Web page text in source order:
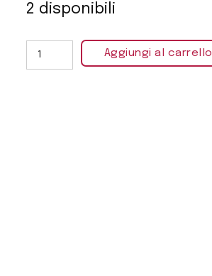
2 disponibili
Aggiungi al carrello